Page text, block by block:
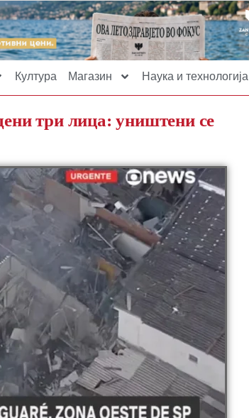
Култура Магазин Наука и технологија
три лица: уништени се